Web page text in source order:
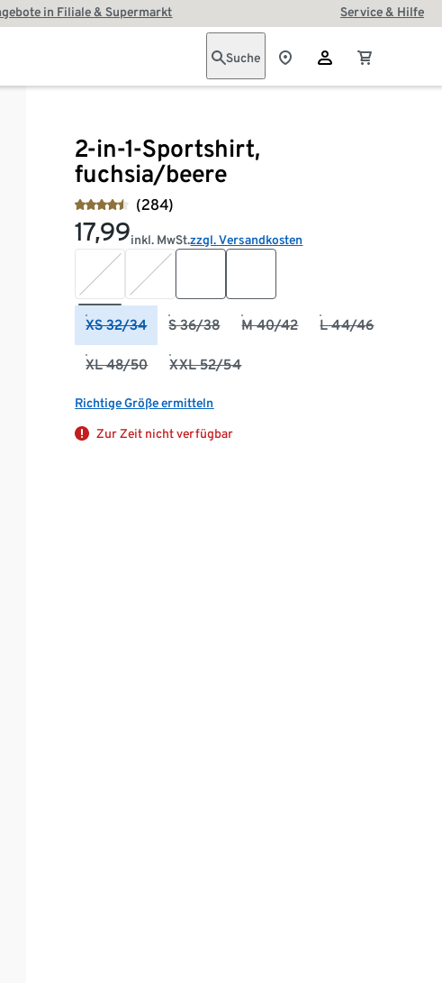
in Filiale & Supermarkt Service & Hilfe
Suche
2-in-1-Sportshirt,
fuchsia/beere
(284)
17,99inkl. MwSt.zzgl. Versandkosten
XS 32/34 S 36/38 M 40/42 L 44/46
XL 48/50 XXL 52/54
Richtige Größe ermitteln
Zur Zeit nicht verfügbar